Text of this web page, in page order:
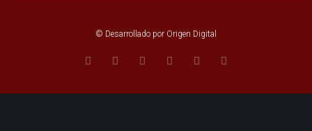
© Desarrollado por Origen Digital